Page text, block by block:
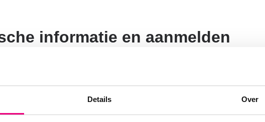
Details Over
informatie en aanmelden
is gratis.